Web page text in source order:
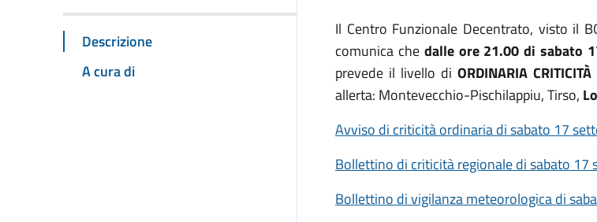
Descrizione
A cura di
Il Centro Funzionale Decentrato, visto il
comunica che dalle ore 21.00 di sabato
prevede il livello di ORDINARIA CRITICITÀ
allerta: Montevecchio-Pischilappiu, Tirso,
Avviso di criticità ordinaria di sabato 17
Bollettino di criticità regionale di sabato 17
Bollettino di vigilanza meteorologica di